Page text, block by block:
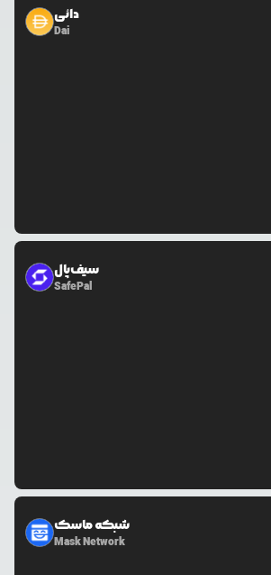
دائی
Dai
سیف‌پال
SafePal
شبکه ماسک
Mask Network